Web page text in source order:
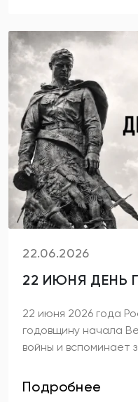
22.06.2026
22 ИЮНЯ ДЕНЬ
22 июня 2026 года
годовщину начала
войны и вспоминает
Подробнее